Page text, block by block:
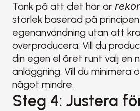
Tänk på att det här är
storlek baserad på
egenanvändning utan att
överproducera. Vill du
din egen el året runt välj en
anläggning. Vill du minimera
något mindre.
Steg 4: Justera